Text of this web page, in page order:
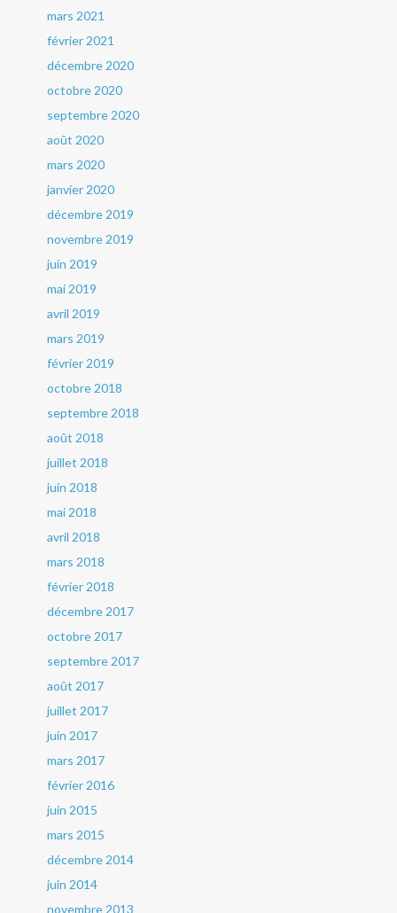
mars 2021
février 2021
décembre 2020
octobre 2020
septembre 2020
août 2020
mars 2020
janvier 2020
décembre 2019
novembre 2019
juin 2019
mai 2019
avril 2019
mars 2019
février 2019
octobre 2018
septembre 2018
août 2018
juillet 2018
juin 2018
mai 2018
avril 2018
mars 2018
février 2018
décembre 2017
octobre 2017
septembre 2017
août 2017
juillet 2017
juin 2017
mars 2017
février 2016
juin 2015
mars 2015
décembre 2014
juin 2014
novembre 2013